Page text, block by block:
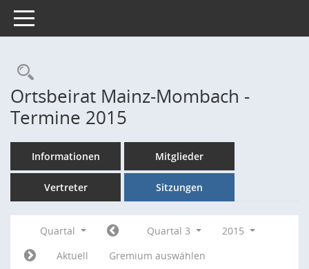
Toggle navigation
Rechercheauswahl
Ortsbeirat Mainz-Mombach -
Termine 2015
Informationen Mitglieder
Vertreter Sitzungen
Quartal Quartal 3
2015
Aktuell
Gremium auswählen